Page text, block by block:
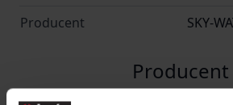
Producent
SKY-
Producent